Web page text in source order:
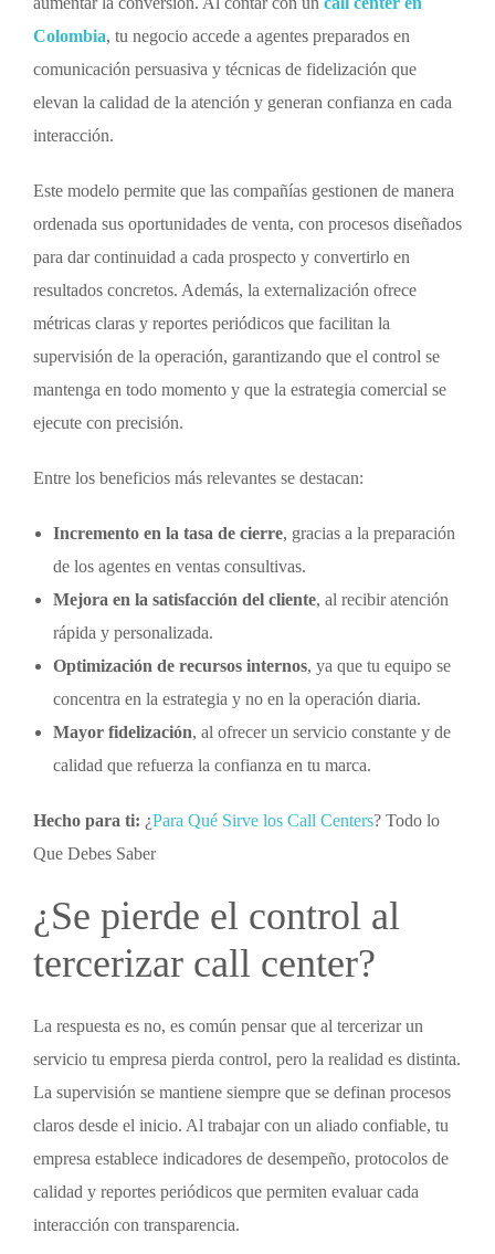
Colombia, tu negocio accede a agentes preparados en
comunicación persuasiva y técnicas de fidelización que
elevan la calidad de la atención y generan confianza en cada
interacción.
Este modelo permite que las compañías gestionen de manera
ordenada sus oportunidades de venta, con procesos diseñados
para dar continuidad a cada prospecto y convertirlo en
resultados concretos. Además, la externalización ofrece
métricas claras y reportes periódicos que facilitan la
supervisión de la operación, garantizando que el control se
mantenga en todo momento y que la estrategia comercial se
ejecute con precisión.
Entre los beneficios más relevantes se destacan:
Incremento en la tasa de cierre, gracias a la preparación
de los agentes en ventas consultivas.
Mejora en la satisfacción del cliente, al recibir atención
rápida y personalizada.
Optimización de recursos internos, ya que tu equipo se
concentra en la estrategia y no en la operación diaria.
Mayor fidelización, al ofrecer un servicio constante y de
calidad que refuerza la confianza en tu marca.
Hecho para ti: ¿Para Qué Sirve los Call Centers? Todo lo
Que Debes Saber
¿Se pierde el control al
tercerizar call center?
La respuesta es no, es común pensar que al tercerizar un
servicio tu empresa pierda control, pero la realidad es distinta.
La supervisión se mantiene siempre que se definan procesos
claros desde el inicio. Al trabajar con un aliado confiable, tu
empresa establece indicadores de desempeño, protocolos de
calidad y reportes periódicos que permiten evaluar cada
interacción con transparencia.